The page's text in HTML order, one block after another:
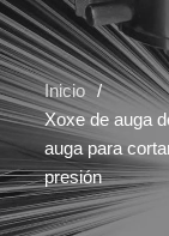
Inicio
Xoxe de auga
auga para
presión